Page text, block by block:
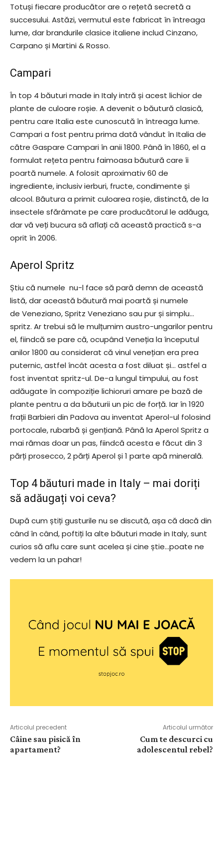
Totuși fiecare producător are o rețetă secretă a
succesului. Astăzi, vermutul este fabricat în întreaga
lume, dar brandurile clasice italiene includ Cinzano,
Carpano și Martini & Rosso.
Campari
În top 4 băuturi made in Italy intră și acest lichior de
plante de culoare roșie. A devenit o băutură clasică,
pentru care Italia este cunoscută în întreaga lume.
Campari a fost pentru prima dată vândut în Italia de
către Gaspare Campari în anii 1800. Până în 1860, el a
formulat rețeta pentru faimoasa băutură care îi
poartă numele. A folosit aproximativ 60 de
ingrediente, inclusiv ierburi, fructe, condimente și
alcool. Băutura a primit culoarea roșie, distinctă, de la
insectele sfărâmate pe care producătorul le adăuga,
dar vă veți bucura să aflați că această practică s-a
oprit în 2006.
Aperol Spritz
Știu că numele nu-l face să pară demn de această
listă, dar această băutură mai poartă și numele
de Veneziano, Spritz Veneziano sau pur și simplu…
spritz. Ar trebui să le mulțumim austro-ungarilor pentru
el, fiindcă se pare că, ocupând Veneția la începutul
anilor 1800 au considerat că vinul venețian era prea
puternic, astfel încât acesta a fost diluat și… astfel a
fost inventat spritz-ul. De-a lungul timpului, au fost
adăugate în compoziție lichioruri amare pe bază de
plante pentru a da băuturii un pic de forță. Iar în 1920
frații Barbieri din Padova au inventat Aperol-ul folosind
portocale, rubarbă și gențiană. Până la Aperol Spritz a
mai rămas doar un pas, fiindcă acesta e făcut din 3
părți prosecco, 2 părți Aperol și 1 parte apă minerală.
Top 4 băuturi made in Italy – mai doriți
să adăugați voi ceva?
După cum știți gusturile nu se discută, așa că dacă din
când în când, poftiți la alte băuturi made in Italy, sunt
curios să aflu care sunt acelea și cine știe…poate ne
vedem la un pahar!
Articolul precedent
Câine sau pisică în
apartament?
Articolul următor
Cum te descurci cu
adolescentul rebel?